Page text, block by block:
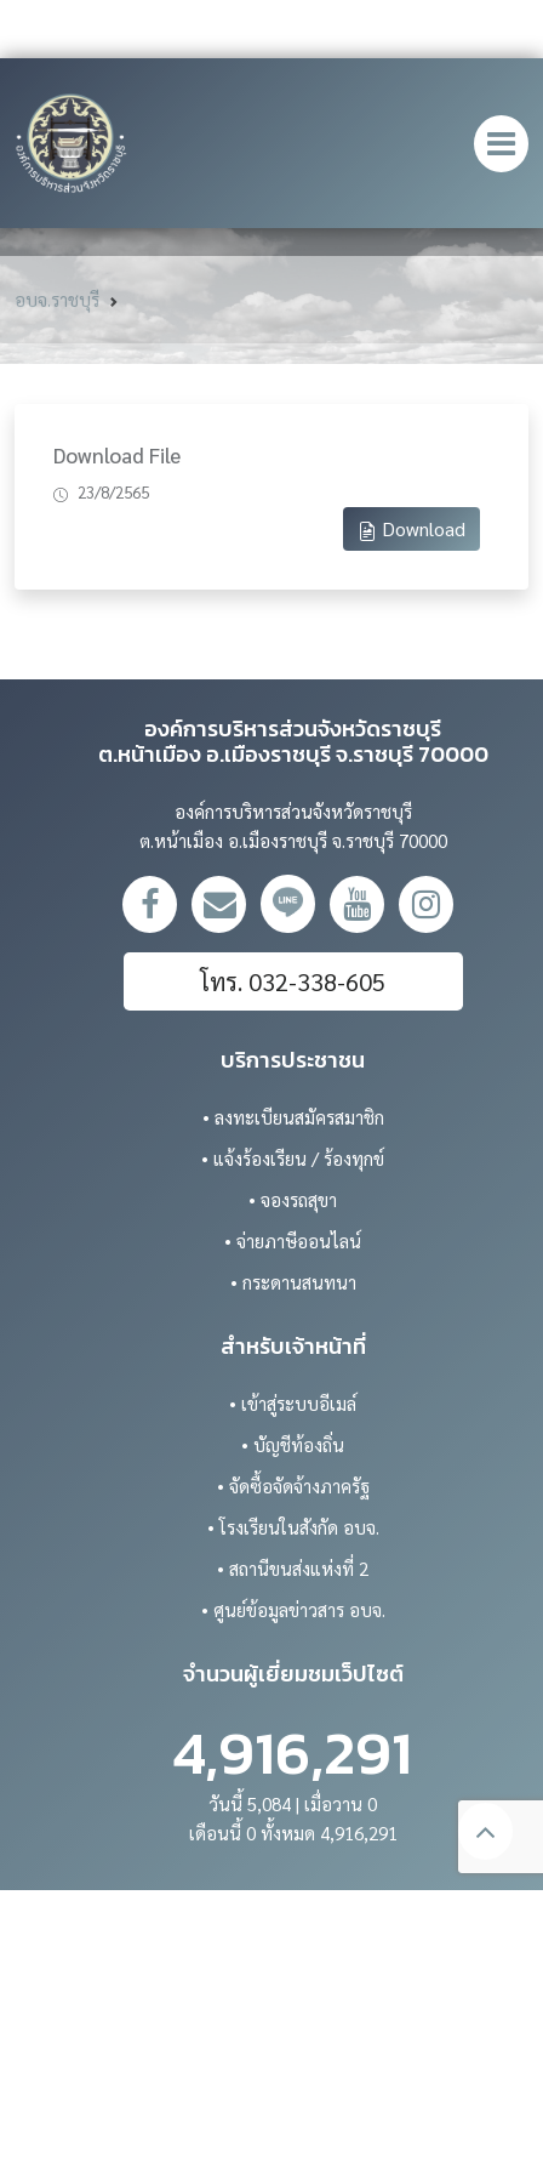
อบจ.ราชบุรี
Download File
23/8/2565
Download
องค์การบริหารส่วนจังหวัดราชบุรี
ต.หน้าเมือง อ.เมืองราชบุรี จ.ราชบุรี 70000
องค์การบริหารส่วนจังหวัดราชบุรี
ต.หน้าเมือง อ.เมืองราชบุรี จ.ราชบุรี 70000
โทร. 032-338-605
บริการประชาชน
• ลงทะเบียนสมัครสมาชิก
• แจ้งร้องเรียน / ร้องทุกข์
• จองรถสุขา
• จ่ายภาษีออนไลน์
• กระดานสนทนา
สำหรับเจ้าหน้าที่
• เข้าสู่ระบบอีเมล์
• บัญชีท้องถิ่น
• จัดซื้อจัดจ้างภาครัฐ
• โรงเรียนในสังกัด อบจ.
• สถานีขนส่งแห่งที่ 2
• ศูนย์ข้อมูลข่าวสาร อบจ.
จำนวนผู้เยี่ยมชมเว็ปไซต์
4,916,291
วันนี้ 5,084 | เมื่อวาน 0
เดือนนี้ 0 ทั้งหมด 4,916,291